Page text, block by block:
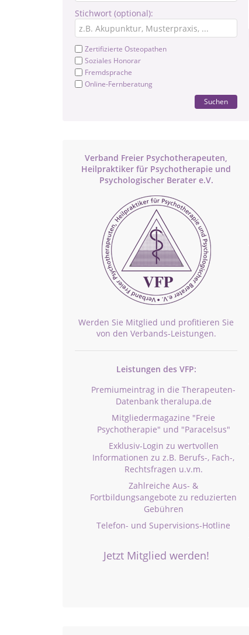
Stichwort (optional):
Zertifizierte Osteopathen
Soziales Honorar
Fremdsprache
Online-Fernberatung
Suchen
Verband Freier Psychotherapeuten,
Heilpraktiker für Psychotherapie und
Psychologischer Berater e.V.
Werden Sie Mitglied und profitieren Sie
von den Verbands-Leistungen.
Leistungen des VFP:
Premiumeintrag in die Therapeuten-
Datenbank theralupa.de
Mitgliedermagazine "Freie
Psychotherapie" und "Paracelsus"
Exklusiv-Login zu wertvollen
Informationen zu z.B. Berufs-, Fach-,
Rechtsfragen u.v.m.
Zahlreiche Aus- &
Fortbildungsangebote zu reduzierten
Gebühren
Telefon- und Supervisions-Hotline
Jetzt Mitglied werden!